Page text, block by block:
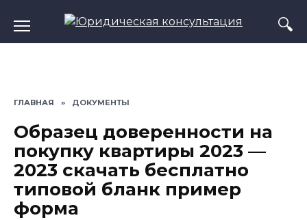
содержанию
ГЛАВНАЯ » ДОКУМЕНТЫ
Образец доверенности на
покупку квартиры 2023 —
2023 скачать бесплатно
типовой бланк пример
форма